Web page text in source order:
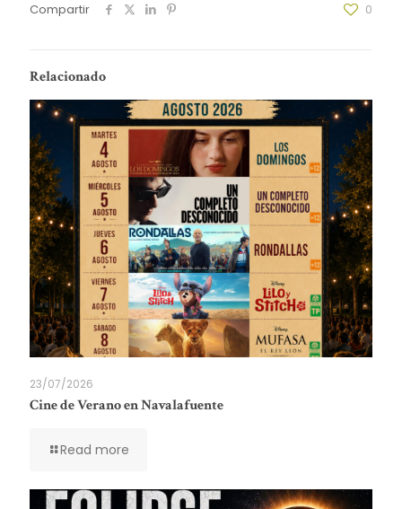
Compartir 0
Relacionado
23/07/2026
Cine de Verano en Navalafuente
Read more